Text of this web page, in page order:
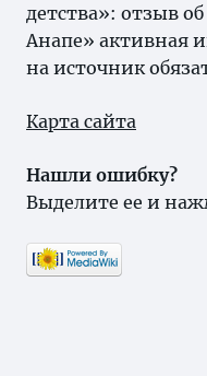
детства»: отзыв
Анапе» активная
на источник
Карта сайта
Нашли ошибку?
Выделите ее и